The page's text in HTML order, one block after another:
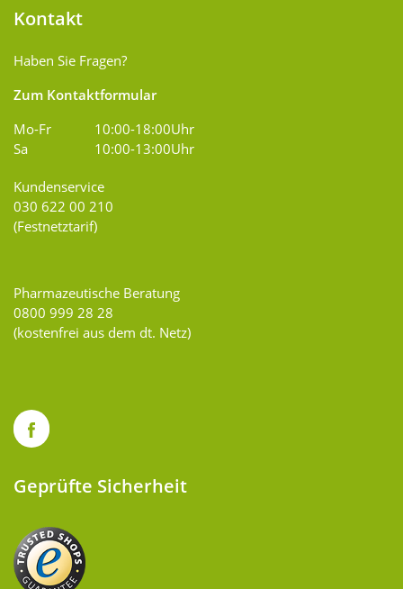
Kontakt
Haben Sie Fragen?
Zum Kontaktformular
Mo-Fr
10:00-18:00Uhr
Sa
10:00-13:00Uhr
Kundenservice
030 622 00 210
(Festnetztarif)
Pharmazeutische Beratung
0800 999 28 28
(kostenfrei aus dem dt. Netz)
Geprüfte Sicherheit